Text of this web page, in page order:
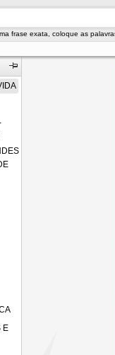
frase exata, coloque as
NA
DO
E